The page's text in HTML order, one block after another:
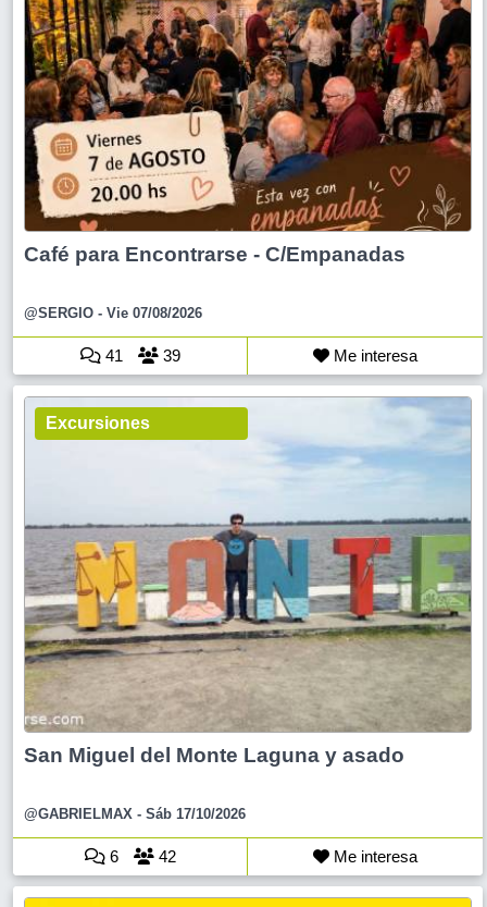
Café para Encontrarse - C/Empanadas
@SERGIO - Vie 07/08/2026
41 39 Me interesa
Excursiones
San Miguel del Monte Laguna y asado
@GABRIELMAX - Sáb 17/10/2026
6 42 Me interesa